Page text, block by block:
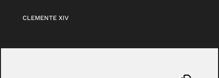
CLEMENTE XIV